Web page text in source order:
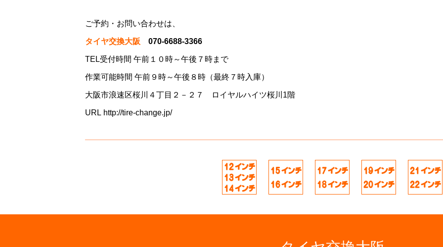
ご予約・お問い合わせは、
タイヤ交換大阪 070-6688-3366
TEL受付時間 午前１０時～午後７時まで
作業可能時間 午前９時～午後８時（最終７時入庫）
大阪市浪速区桜川４丁目２－２７ ロイヤルハイツ桜川1階
URL http://tire-change.jp/